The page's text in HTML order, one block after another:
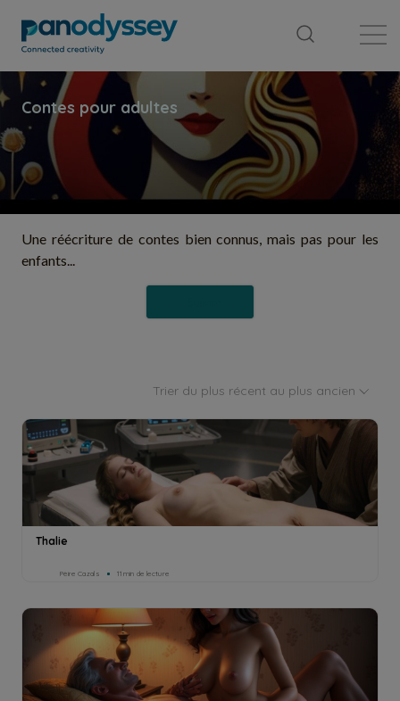
Une réécriture de contes bien connus, mais pas pour les
enfants...
Trier du plus récent au plus ancien
Thalie
Pèire Cazals 11min de lecture